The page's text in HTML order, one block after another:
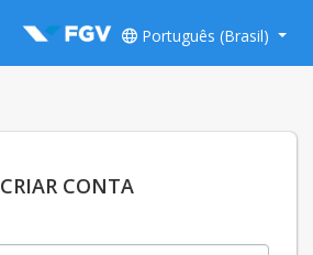
Português (Brasil)
CRIAR CONTA